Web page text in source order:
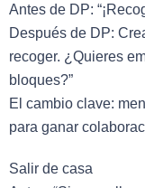
Antes de DP:
Después de DP:
recoger. ¿Quieres
bloques?”
El cambio clave:
para ganar
Salir de casa